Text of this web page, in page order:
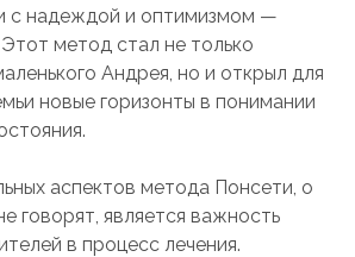
с надеждой и оптимизмом —
метод стал не только
Андрея, но и открыл для
новые горизонты в понимании
аспектов метода Понсети, о
говорят, является важность
в процесс лечения.